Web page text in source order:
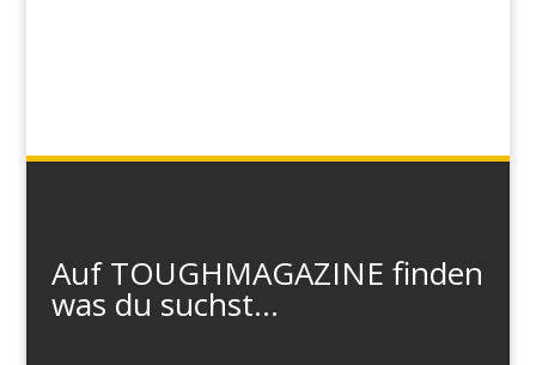
Auf TOUGHMAGAZINE finden
was du suchst...